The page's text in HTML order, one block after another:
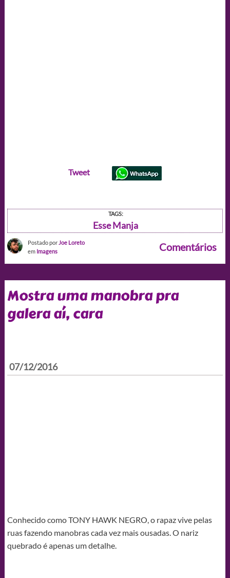
Tweet
TAGS:
Esse Manja
Postado por Joe Loreto
em Imagens Comentários
Mostra uma manobra pra
galera aí, cara
07/12/2016
Conhecido como TONY HAWK NEGRO, o rapaz vive pelas
ruas fazendo manobras cada vez mais ousadas. O nariz
quebrado é apenas um detalhe.